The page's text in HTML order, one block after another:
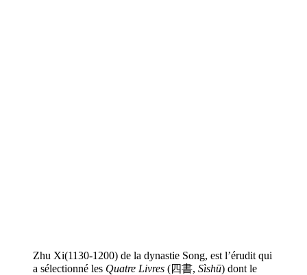
Zhu Xi(1130-1200) de la dynastie Song, est l’érudit qui
a sélectionné les Quatre Livres (四書, Sìshū) dont le